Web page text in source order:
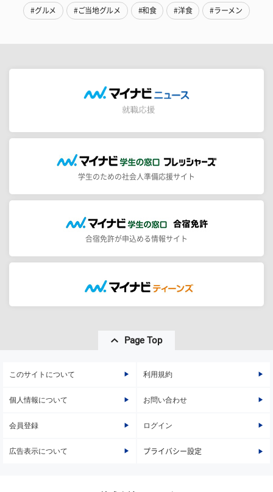
#グルメ #ご当地グルメ #和食 #洋食 #ラーメン
学生のための社会人準備応援サイト
合宿免許が申込める情報サイト
Page Top
このサイトについて 利用規約
個人情報について お問い合わせ
会員登録 ログイン
広告表示について プライバシー設定